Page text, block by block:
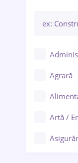
Agrară
Artă /